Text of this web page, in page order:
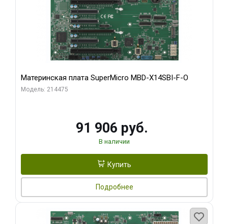
Материнская плата SuperMicro MBD-X14SBI-F-O
Модель: 214475
91 906 руб.
В наличии
Купить
Подробнее